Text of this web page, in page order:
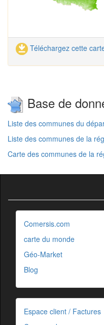
Téléchargez cette
Base de
Liste des communes du
Liste des communes de la
Carte des communes de la
Comersis.com
carte du monde
Géo-Market
Blog
Espace client / Factures